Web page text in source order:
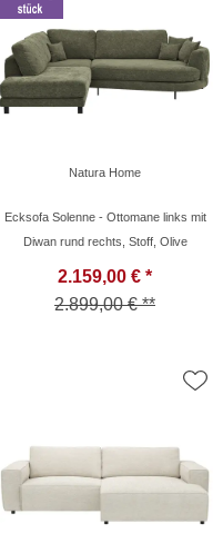
Natura Home
Ecksofa Solenne - Ottomane links mit
Diwan rund rechts, Stoff, Olive
2.159,00 € *
2.899,00 € **